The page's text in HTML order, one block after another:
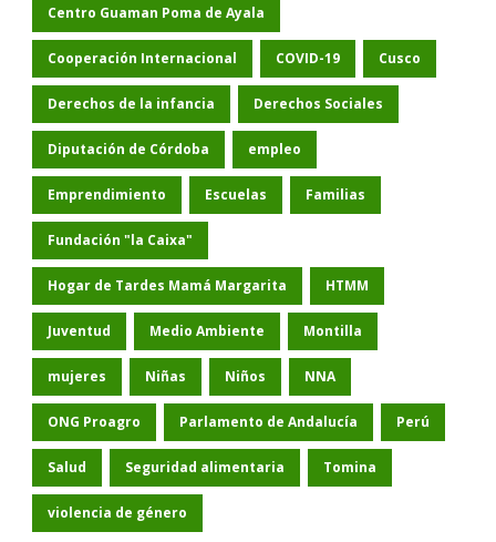
Centro Guaman Poma de Ayala
Cooperación Internacional COVID-19 Cusco
Derechos de la infancia Derechos Sociales
Diputación de Córdoba empleo
Emprendimiento Escuelas Familias
Fundación "la Caixa"
Hogar de Tardes Mamá Margarita HTMM
Juventud Medio Ambiente Montilla
mujeres Niñas Niños NNA
ONG Proagro Parlamento de Andalucía Perú
Salud Seguridad alimentaria Tomina
violencia de género